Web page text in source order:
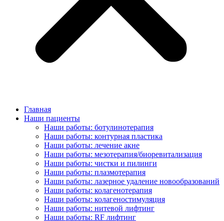
Главная
Наши пациенты
Наши работы: ботулинотерапия
Наши работы: контурная пластика
Наши работы: лечение акне
Наши работы: мезотерапия/биоревитализация
Наши работы: чистки и пилинги
Наши работы: плазмотерапия
Наши работы: лазерное удаление новообразований
Наши работы: колагенотерапия
Наши работы: колагеностимуляция
Наши работы: нитевой лифтинг
Наши работы: RF лифтинг